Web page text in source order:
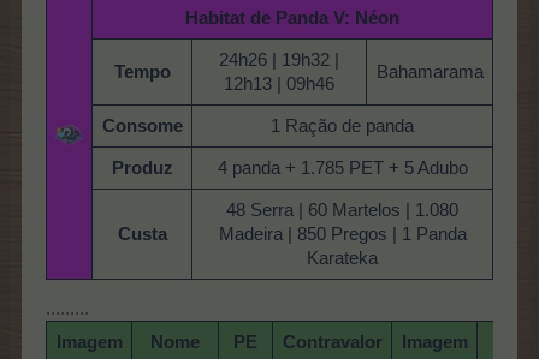
Habitat de Panda V: Néon
Tempo
24h26 | 19h32 |
12h13 | 09h46
Bahamarama
Consome 1 Ração de panda
Produz 4 panda + 1.785 PET + 5 Adubo
Custa
48 Serra | 60 Martelos | 1.080
Madeira | 850 Pregos | 1 Panda
Karateka
.........
Imagem
Nome PE Contravalor Imagem